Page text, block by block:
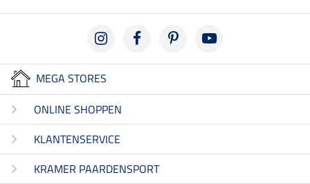
MEGA STORES
ONLINE SHOPPEN
KLANTENSERVICE
KRAMER PAARDENSPORT